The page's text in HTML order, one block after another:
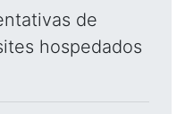
de
hospedados